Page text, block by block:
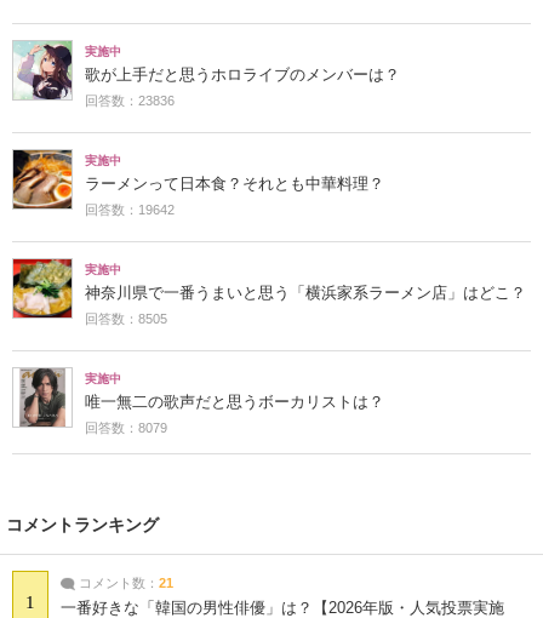
実施中
歌が上手だと思うホロライブのメンバーは？
回答数：23836
実施中
ラーメンって日本食？それとも中華料理？
回答数：19642
実施中
神奈川県で一番うまいと思う「横浜家系ラーメン店」はどこ？
回答数：8505
実施中
唯一無二の歌声だと思うボーカリストは？
回答数：8079
コメントランキング
1
コメント数： 21
一番好きな「韓国の男性俳優」は？【2026年版・人気投票実施